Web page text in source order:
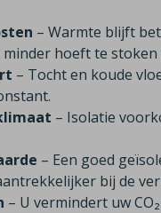
– Warmte blijft
hoeft te stoken
– Tocht en koude
– Isolatie
– Een goed
bij de
– U vermindert uw